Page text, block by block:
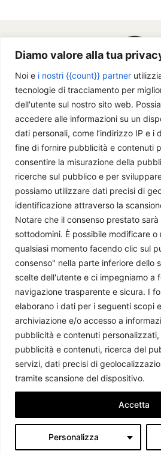
Diamo valore alla tua
Noi e i nostri {{count}} partner
tecnologie di tracciamento per
dell'utente sul nostro sito web.
accedere alle informazioni su un
dati personali, come l’indirizzo IP e i
fine di fornire pubblicità e contenuti
consentire la misurazione della
ricerche sul pubblico e per
possiamo utilizzare dati precisi di
identificazione attraverso la
Notare che il consenso prestato
sottodomini. È possibile modificare o
qualsiasi momento facendo clic sul
consenso" nella parte inferiore dello
scelte dell'utente e ci impegniamo a
navigazione trasparente e sicura. I
elaborano i dati per i seguenti scopi
archiviazione e/o accesso a
pubblicità e contenuti
pubblicità e contenuti, ricerca del
servizi, dati precisi di
tramite scansione del dispositivo.
Personalizza
Accetta
Chi siamo
Il Caffè Geopolitico è una Associazione
2009 parliamo di politica internazionale,
conoscenza accessibile e aggiornata delle
segnano il mondo che ci circonda.
C.F./P.IVA 11078490965 - Testata
Tribunale di Milano aut. n.398 del 10/12/
Scrivici:
Seguici
Le opinioni espresse dagli autori
Il Caffè Geopolitico Ed. 2026 -
"L'imparzialità è un sogno, la probità è